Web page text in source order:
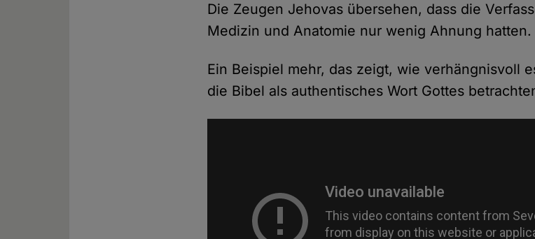
Die Zeugen Jehovas übersehen, dass die
Medizin und Anatomie nur wenig Ahnung hatten.
Ein Beispiel mehr, das zeigt, wie verhängnisvoll
die Bibel als authentisches Wort Gottes